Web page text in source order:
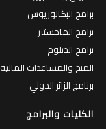
برامج البكالوريوس
برامج الماجستير
برامج الدبلوم
المنح والمساعدات المالية
برنامج الزائر الدولي
الكليات والبرامج